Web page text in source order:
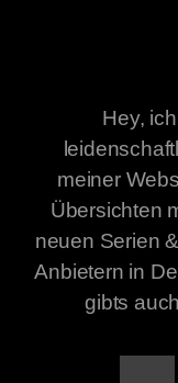
Hey,
meiner
Übersichten
neuen Serien
Anbietern in
gibts